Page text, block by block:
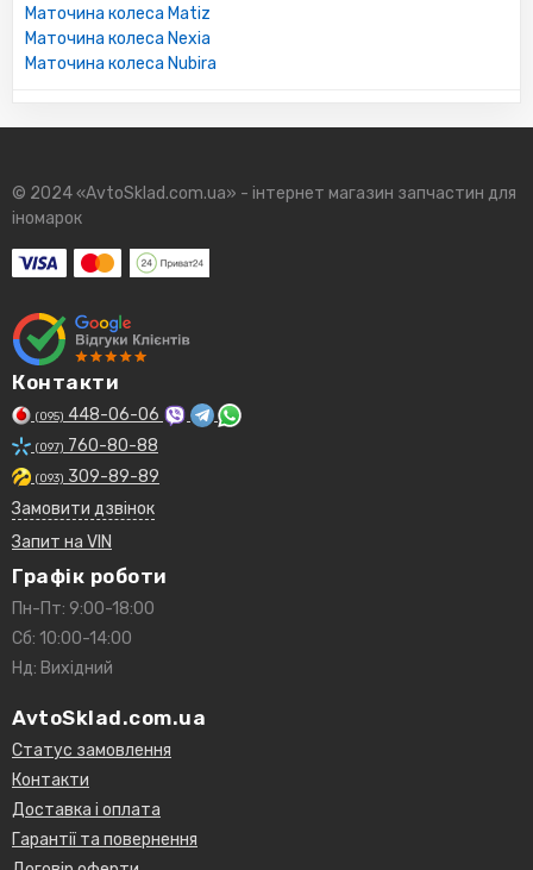
Маточина колеса Matiz
Маточина колеса Nexia
Маточина колеса Nubira
© 2024 «AvtoSklad.com.ua» - інтернет магазин запчастин для
іномарок
Контакти
(095) 448-06-06
(097) 760-80-88
(093) 309-89-89
Замовити дзвінок
Запит на VIN
Графік роботи
Пн-Пт: 9:00-18:00
Сб: 10:00-14:00
Нд: Вихідний
AvtoSklad.com.ua
Статус замовлення
Контакти
Доставка і оплата
Гарантії та повернення